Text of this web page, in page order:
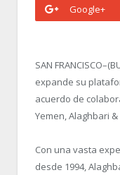
Google+
SAN
expande su
acuerdo de
Yemen, Alaghbari
Con una vasta
desde 1994,